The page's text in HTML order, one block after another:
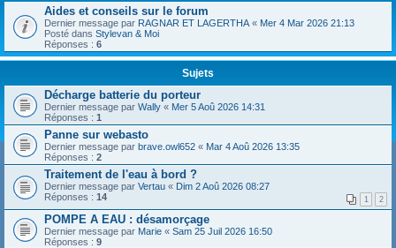
Aides et conseils sur le forum
Dernier message par RAGNAR ET LAGERTHA « Mer 4 Mar 2026 21:13
Posté dans Stylevan & Moi
Réponses : 6
Sujets
Décharge batterie du porteur
Dernier message par Wally « Mer 5 Aoû 2026 14:31
Réponses : 1
Panne sur webasto
Dernier message par brave.owl652 « Mar 4 Aoû 2026 13:35
Réponses : 2
Traitement de l'eau à bord ?
Dernier message par Vertau « Dim 2 Aoû 2026 08:27
Réponses : 14 1 2
POMPE A EAU : désamorçage
Dernier message par Marie « Sam 25 Juil 2026 16:50
Réponses : 9